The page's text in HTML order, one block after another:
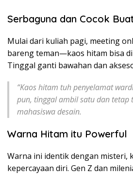
Serbaguna dan Cocok
Mulai dari kuliah pagi, meeting
bareng teman—kaos hitam bisa
Tinggal ganti bawahan dan
“Kaos hitam tuh penyelamat
pun, tinggal ambil satu dan
mahasiswa desain.
Warna Hitam itu Powerful
Warna ini identik dengan misteri,
kepercayaan diri. Gen Z dan